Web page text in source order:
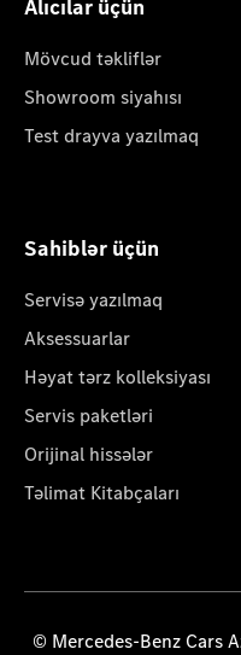
Alıcılar üçün
Mövcud təkliflər
Showroom siyahısı
Test drayva yazılmaq
Sahiblər üçün
Servisə yazılmaq
Aksessuarlar
Həyat tərz kolleksiyası
Servis paketləri
Orijinal hissələr
Təlimat Kitabçaları
© Mercedes-Benz Cars